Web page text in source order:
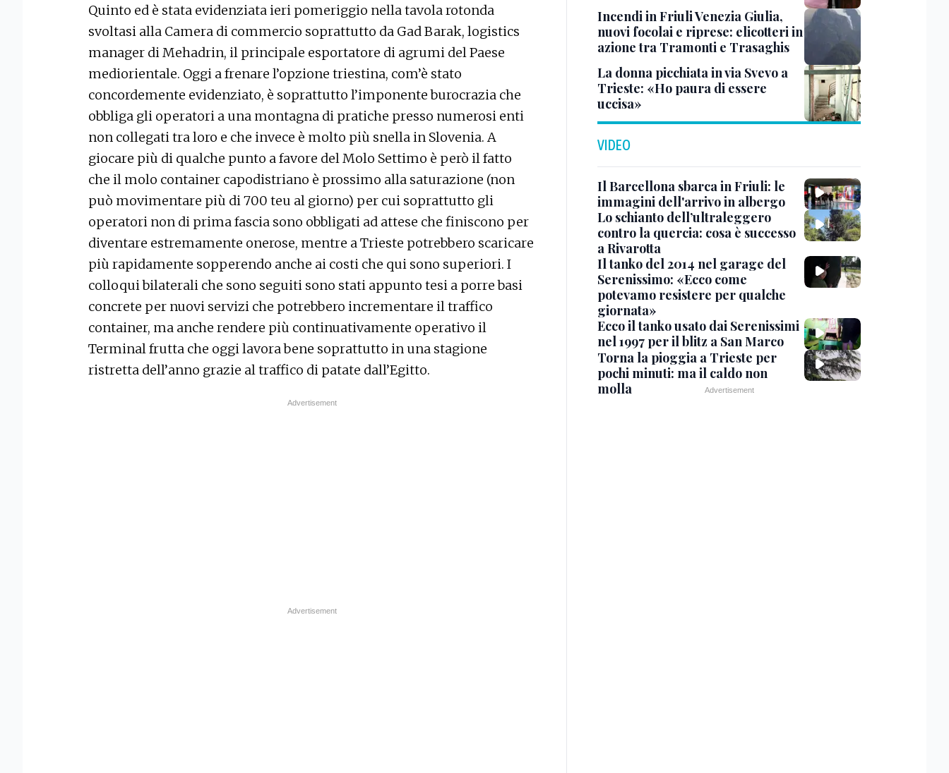
Quinto ed è stata evidenziata ieri pomeriggio nella tavola rotonda
svoltasi alla Camera di commercio soprattutto da Gad Barak, logistics
manager di Mehadrin, il principale esportatore di agrumi del Paese
mediorientale. Oggi a frenare l’opzione triestina, com’è stato
concordemente evidenziato, è soprattutto l’imponente burocrazia che
obbliga gli operatori a una montagna di pratiche presso numerosi enti
non collegati tra loro e che invece è molto più snella in Slovenia. A
giocare più di qualche punto a favore del Molo Settimo è però il fatto
che il molo container capodistriano è prossimo alla saturazione (non
può movimentare più di 700 teu al giorno) per cui soprattutto gli
operatori non di prima fascia sono obbligati ad attese che finiscono per
diventare estremamente onerose, mentre a Trieste potrebbero scaricare
più rapidamente sopperendo anche ai costi che qui sono superiori. I
colloqui bilaterali che sono seguiti sono stati appunto tesi a porre basi
concrete per nuovi servizi che potrebbero incrementare il traffico
container, ma anche rendere più continuativamente operativo il
Terminal frutta che oggi lavora bene soprattutto in una stagione
ristretta dell’anno grazie al traffico di patate dall’Egitto.
Incendi in Friuli Venezia Giulia,
nuovi focolai e riprese: elicotteri in
azione tra Tramonti e Trasaghis
La donna picchiata in via Svevo a
Trieste: «Ho paura di essere
uccisa»
VIDEO
Il Barcellona sbarca in Friuli: le
immagini dell'arrivo in albergo
Lo schianto dell’ultraleggero
contro la quercia: cosa è successo
a Rivarotta
Il tanko del 2014 nel garage del
Serenissimo: «Ecco come
potevamo resistere per qualche
giornata»
Ecco il tanko usato dai Serenissimi
nel 1997 per il blitz a San Marco
Torna la pioggia a Trieste per
pochi minuti: ma il caldo non
molla